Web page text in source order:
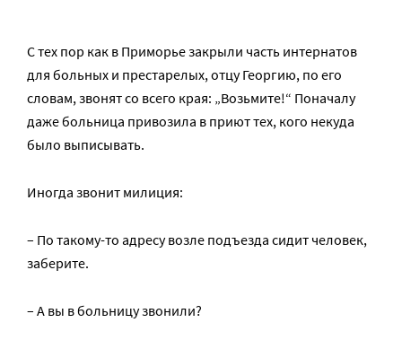
С тех пор как в Приморье закрыли часть интернатов
для больных и престарелых, отцу Георгию, по его
словам, звонят со всего края: „Возьмите!“ Поначалу
даже больница привозила в приют тех, кого некуда
было выписывать.
Иногда звонит милиция:
– По такому-то адресу возле подъезда сидит человек,
заберите.
– А вы в больницу звонили?